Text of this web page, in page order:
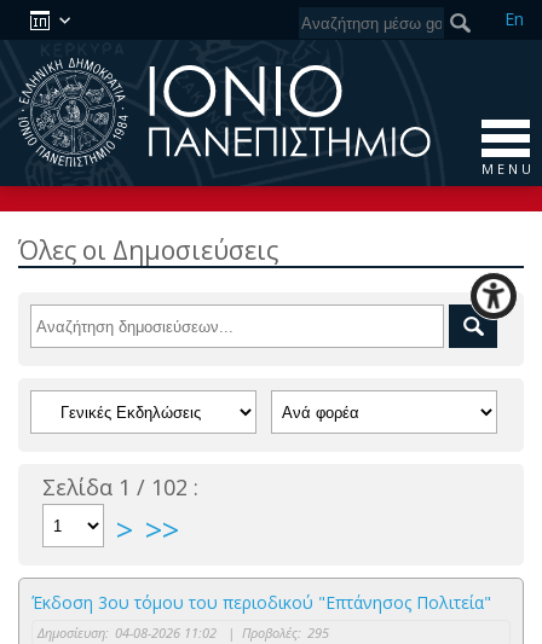
En
M E N U
Όλες οι Δημοσιεύσεις
Σελίδα 1 / 102 :
> >>
Έκδοση 3ου τόμου του περιοδικού "Επτάνησος Πολιτεία"
Δημοσίευση: 04-08-2026 11:02 | Προβολές: 295